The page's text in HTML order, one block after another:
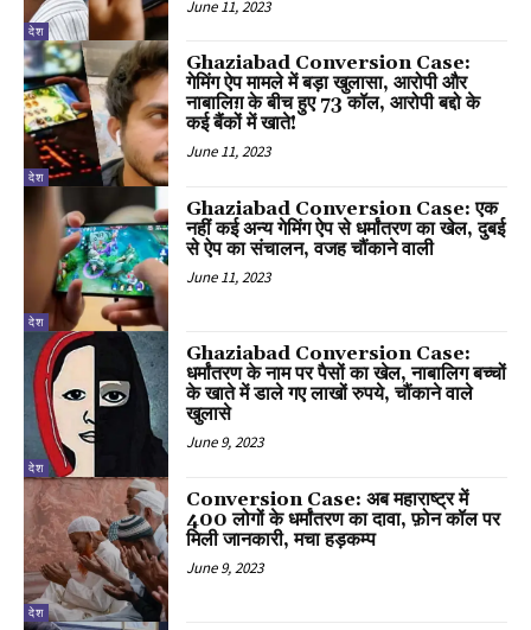
देश
June 11, 2023
देश
Ghaziabad Conversion Case:
गेमिंग ऐप मामले में बड़ा खुलासा, आरोपी और
नाबालिग़ के बीच हुए 73 कॉल, आरोपी बद्दो के
कई बैंकों में खाते!
June 11, 2023
देश
Ghaziabad Conversion Case: एक
नहीं कई अन्य गेमिंग ऐप से धर्मांतरण का खेल, दुबई
से ऐप का संचालन, वजह चौंकाने वाली
June 11, 2023
देश
Ghaziabad Conversion Case:
धर्मांतरण के नाम पर पैसों का खेल, नाबालिग बच्चों
के खाते में डाले गए लाखों रुपये, चौंकाने वाले
खुलासे
June 9, 2023
देश
Conversion Case: अब महाराष्ट्र में
400 लोगों के धर्मांतरण का दावा, फ़ोन कॉल पर
मिली जानकारी, मचा हड़कम्प
June 9, 2023